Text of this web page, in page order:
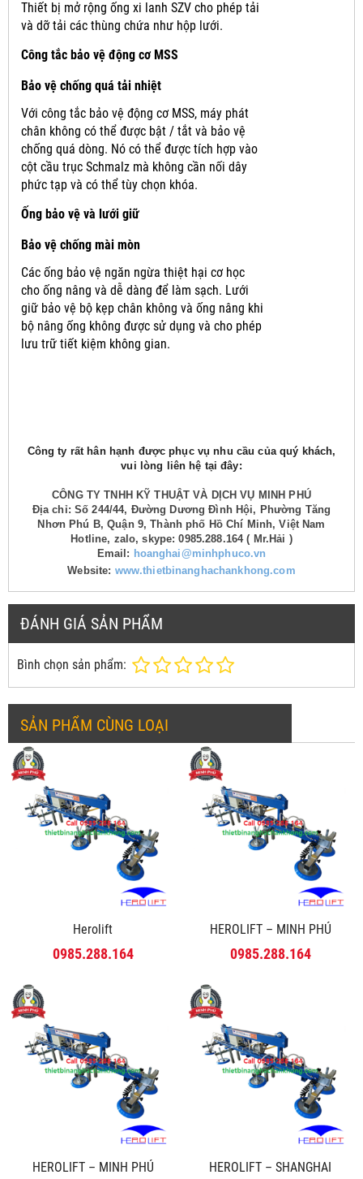
Thiết bị mở rộng ống xi lanh SZV cho phép tải
và dỡ tải các thùng chứa như hộp lưới.
Công tắc bảo vệ động cơ MSS
Bảo vệ chống quá tải nhiệt
Với công tắc bảo vệ động cơ MSS, máy phát
chân không có thể được bật / tắt và bảo vệ
chống quá dòng. Nó có thể được tích hợp vào
cột cầu trục Schmalz mà không cần nối dây
phức tạp và có thể tùy chọn khóa.
Ống bảo vệ và lưới giữ
Bảo vệ chống mài mòn
Các ống bảo vệ ngăn ngừa thiệt hại cơ học
cho ống nâng và dễ dàng để làm sạch. Lưới
giữ bảo vệ bộ kẹp chân không và ống nâng khi
bộ nâng ống không được sử dụng và cho phép
lưu trữ tiết kiệm không gian.
Công ty rất hân hạnh được phục vụ nhu cầu của quý khách,
vui lòng liên hệ tại đây:
CÔNG TY TNHH KỸ THUẬT VÀ DỊCH VỤ MINH PHÚ
Địa chỉ: Số 244/44, Đường Dương Đình Hội, Phường Tăng
Nhơn Phú B, Quận 9, Thành phố Hồ Chí Minh, Việt Nam
Hotline, zalo, skype: 0985.288.164 ( Mr.Hải )
Email: hoanghai@minhphuco.vn
Website: www.thietbinanghachankhong.com
ĐÁNH GIÁ SẢN PHẨM
Bình chọn sản phẩm:
SẢN PHẨM CÙNG LOẠI
Herolift
0985.288.164
HEROLIFT – MINH PHÚ
0985.288.164
HEROLIFT – MINH PHÚ HEROLIFT – SHANGHAI